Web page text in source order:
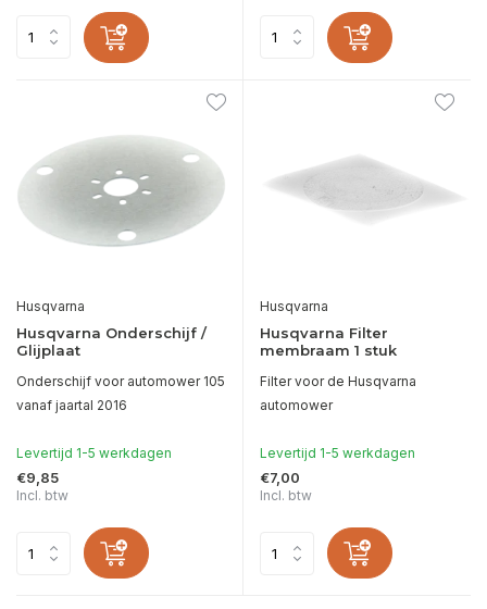
Husqvarna
Husqvarna Onderschijf /
Glijplaat
Onderschijf voor automower 105
vanaf jaartal 2016
Levertijd 1-5 werkdagen
€9,85
Incl. btw
Husqvarna
Husqvarna Filter
membraam 1 stuk
Filter voor de Husqvarna
automower
Levertijd 1-5 werkdagen
€7,00
Incl. btw